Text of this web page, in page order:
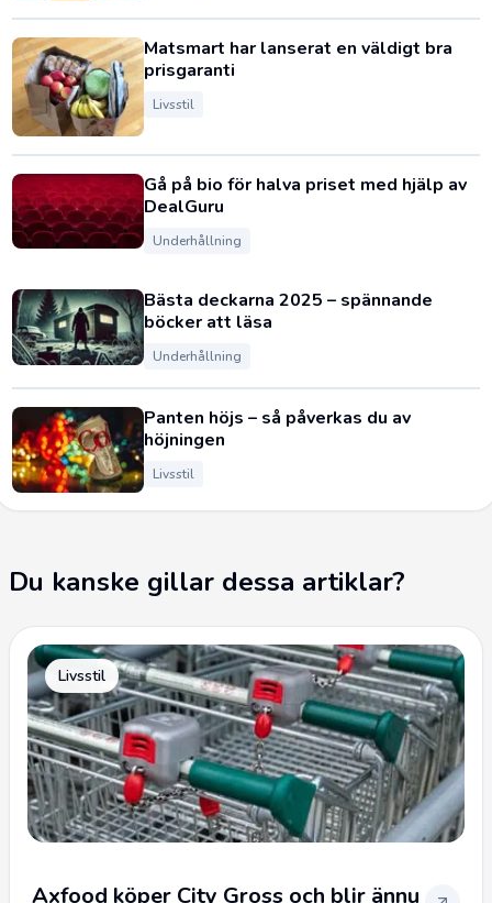
Matsmart har lanserat en väldigt bra
prisgaranti
Livsstil
Gå på bio för halva priset med hjälp av
DealGuru
Underhållning
Bästa deckarna 2025 – spännande
böcker att läsa
Underhållning
Panten höjs – så påverkas du av
höjningen
Livsstil
Du kanske gillar dessa artiklar?
Livsstil
Axfood köper City Gross och blir ännu